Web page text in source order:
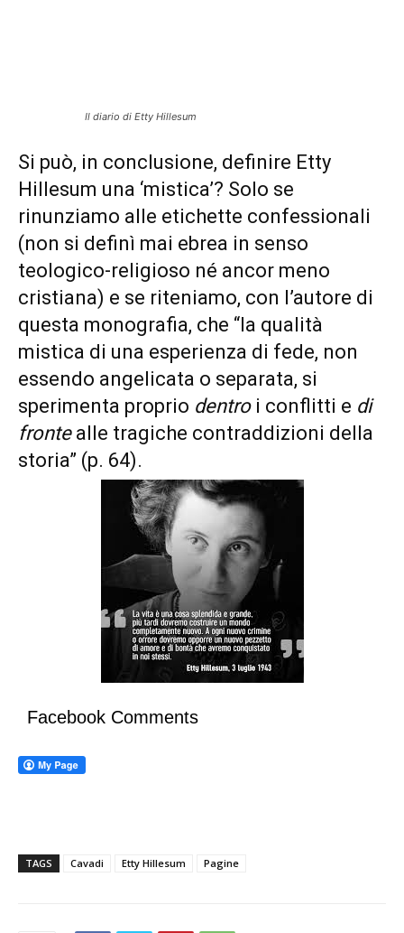
Il diario di Etty Hillesum
Si può, in conclusione, definire Etty
Hillesum una ‘mistica’? Solo se
rinunziamo alle etichette confessionali
(non si definì mai ebrea in senso
teologico-religioso né ancor meno
cristiana) e se riteniamo, con l’autore di
questa monografia, che “la qualità
mistica di una esperienza di fede, non
essendo angelicata o separata, si
sperimenta proprio dentro i conflitti e di
frontealle tragiche contraddizioni della
storia” (p. 64).
Facebook Comments
TAGS Cavadi Etty Hillesum Pagine